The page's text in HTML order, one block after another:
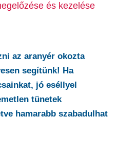
és kezelése
az aranyér okozta
segítünk! Ha
jó eséllyel
tünetek
hamarabb szabadulhat